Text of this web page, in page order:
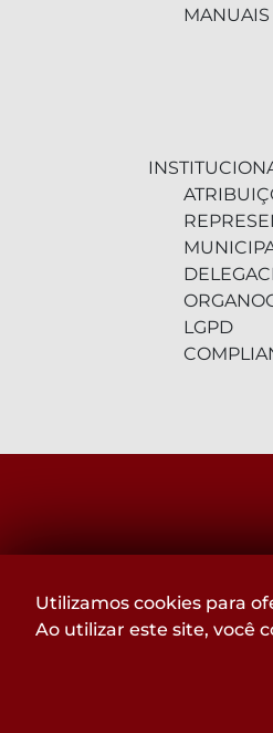
MANUAIS
LGPD
RUA DA BAHIA,
BELO
Utilizamos cookies para
Ao utilizar este site, você